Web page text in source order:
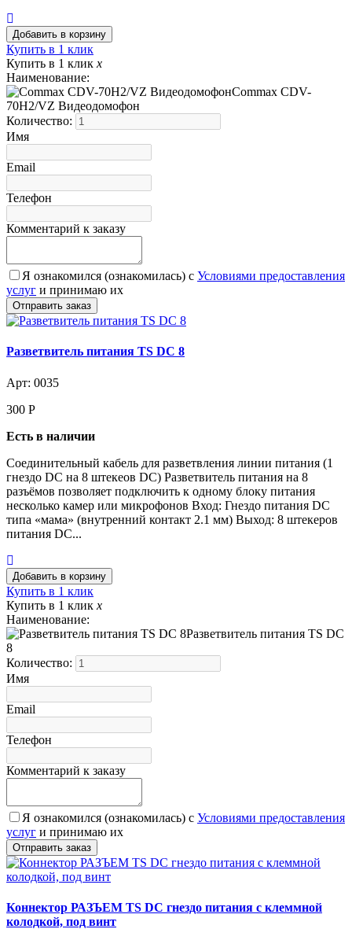
Купить в 1 клик
Купить в 1 клик x
Наименование:
Commax CDV-
70H2/VZ Видеодомофон
Количество:
Имя
Email
Телефон
Комментарий к заказу
Я ознакомился (ознакомилась) с Условиями предоставления
услуг и принимаю их
Разветвитель питания TS DC 8
Арт: 0035
300 Р
Есть в наличии
Соединительный кабель для разветвления линии питания (1
гнездо DC на 8 штекеов DC) Разветвитель питания на 8
разъёмов позволяет подключить к одному блоку питания
несколько камер или микрофонов Вход: Гнездо питания DC
типа «мама» (внутренний контакт 2.1 мм) Выход: 8 штекеров
питания DC...
Купить в 1 клик
Купить в 1 клик x
Наименование:
Разветвитель питания TS DC
8
Количество:
Имя
Email
Телефон
Комментарий к заказу
Я ознакомился (ознакомилась) с Условиями предоставления
услуг и принимаю их
Коннектор РАЗЪЕМ TS DC гнездо питания с клеммной
колодкой, под винт